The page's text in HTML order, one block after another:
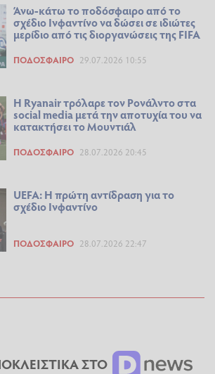
Άνω-κάτω το ποδόσφαιρο από το
σχέδιο Ινφαντίνο να δώσει σε ιδιώτες
μερίδιο από τις διοργανώσεις της FIFA
ΠΟΔΌΣΦΑΙΡΟ 29.07.2026 10:55
Η Ryanair τρόλαρε τον Ρονάλντο στα
social media μετά την αποτυχία του να
κατακτήσει το Μουντιάλ
ΠΟΔΌΣΦΑΙΡΟ 28.07.2026 20:45
UEFA: Η πρώτη αντίδραση για το
σχέδιο Ινφαντίνο
ΠΟΔΌΣΦΑΙΡΟ 28.07.2026 22:47
ΣΤΟ